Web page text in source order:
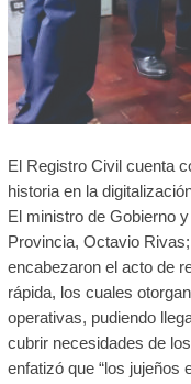
El Registro Civil cuenta
historia en la
El ministro de Gobierno
Provincia, Octavio
encabezaron el acto de
rápida, los cuales
operativas, pudiendo
cubrir necesidades de
enfatizó que “los jujeños